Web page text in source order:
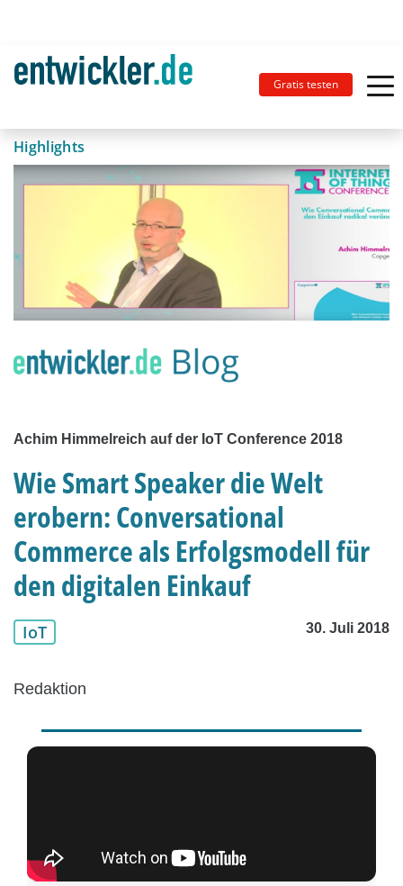
Gratis testen
Highlights
Achim Himmelreich auf der IoT Conference 2018
Wie Smart Speaker die Welt
erobern: Conversational
Commerce als Erfolgsmodell für
den digitalen Einkauf
IoT 30. Juli 2018
Redaktion